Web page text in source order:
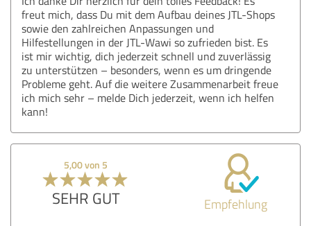
freut mich, dass Du mit dem Aufbau deines JTL-Shops
sowie den zahlreichen Anpassungen und
Hilfestellungen in der JTL-Wawi so zufrieden bist. Es
ist mir wichtig, dich jederzeit schnell und zuverlässig
zu unterstützen – besonders, wenn es um dringende
Probleme geht. Auf die weitere Zusammenarbeit freue
ich mich sehr – melde Dich jederzeit, wenn ich helfen
kann!
5,00 von 5
SEHR GUT Empfehlung